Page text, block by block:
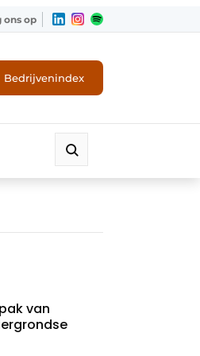
ons op
Bedrijvenindex
van